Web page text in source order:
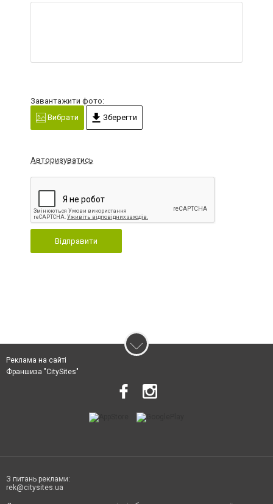
Завантажити фото:
Вибрати
Зберегти
Авторизуватись
Відправити
Реклама на сайті
Франшиза "CitySites"
З питань реклами:
rek@citysites.ua